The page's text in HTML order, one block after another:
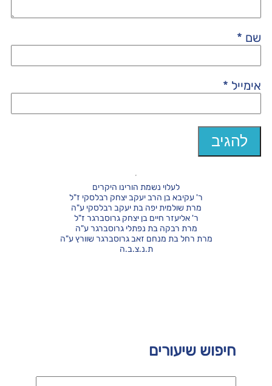
שם *
אימייל *
חיפוש שיעורים
לעלוי נשמת הורינו היקרים
ר' עקיבא בן הרב יעקב יצחק רבלסקי ז"ל
מרת שולמית יפה בת יעקב רבלסקי ע"ה
ר' אליעזר חיים בן יצחק גרוסברגר ז"ל
מרת רבקה בת נפתלי גרוסברגר ע"ה
מרת רחל בת מנחם זאב גרוסברגר שוורץ ע"ה
ת.נ.צ.ב.ה